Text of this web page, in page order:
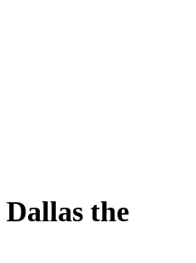
Dallas the